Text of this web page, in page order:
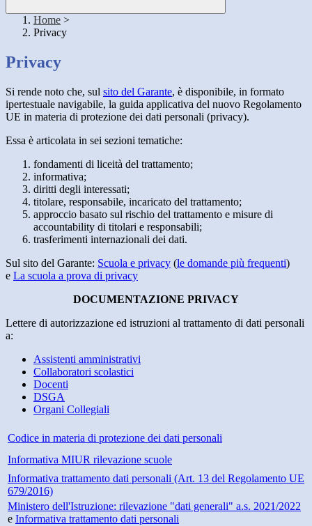
Home >
Privacy
Privacy
Si rende noto che, sul sito del Garante, è disponibile, in formato
ipertestuale navigabile, la guida applicativa del nuovo Regolamento
UE in materia di protezione dei dati personali (privacy).
Essa è articolata in sei sezioni tematiche:
fondamenti di liceità del trattamento;
informativa;
diritti degli interessati;
titolare, responsabile, incaricato del trattamento;
approccio basato sul rischio del trattamento e misure di
accountability di titolari e responsabili;
trasferimenti internazionali dei dati.
Sul sito del Garante: Scuola e privacy (le domande più frequenti)
e La scuola a prova di privacy
DOCUMENTAZIONE PRIVACY
Lettere di autorizzazione ed istruzioni al trattamento di dati personali
a:
Assistenti amministrativi
Collaboratori scolastici
Docenti
DSGA
Organi Collegiali
Codice in materia di protezione dei dati personali
Informativa MIUR rilevazione scuole
Informativa trattamento dati personali (Art. 13 del Regolamento UE
679/2016)
Ministero dell'Istruzione: rilevazione "dati generali" a.s. 2021/2022
e Informativa trattamento dati personali